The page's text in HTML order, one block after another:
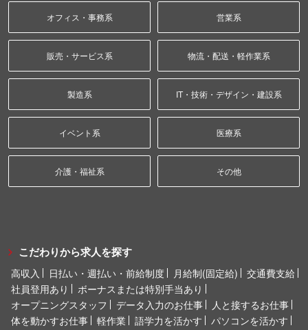
オフィス・事務系 営業系
販売・サービス系 物流・配送・軽作業系
製造系 IT・技術・デザイン・建設系
イベント系 医療系
介護・福祉系 その他
こだわりから求人を探す
高収入 日払い・週払い・前給制度 月給制(固定給)
交通費支給
社員登用あり
ボーナスまたは特別手当あり
オープニングスタッフ
データ入力のお仕事
人と接するお仕事
体を動かすお仕事
軽作業 語学力を活かす
パソコンを活かす